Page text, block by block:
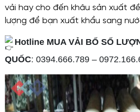
vải hay cho đến khâu sản xuất
lượng để bạn xuất khẩu sang
Hotline MUA VẢI BỐ SỐ
QUỐC: 0394.666.789 –